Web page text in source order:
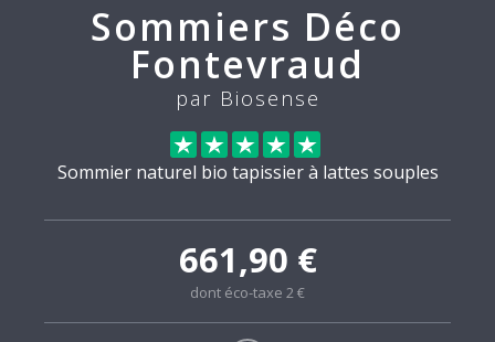
Sommiers Déco
Fontevraud
par Biosense
Sommier naturel bio tapissier à lattes souples
661,90 €
dont éco-taxe 2 €